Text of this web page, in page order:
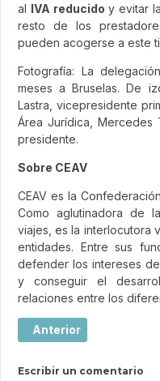
al IVA reducido y evitar
resto de los
pueden acogerse a este
Fotografía: La
meses a Bruselas. De
Lastra, vicepresidente
Área Jurídica, Mercedes
presidente.
Sobre CEAV
CEAV es la
Como aglutinadora de
viajes, es la interlocutora
entidades. Entre sus
defender los intereses
y conseguir el
relaciones entre los
Artículo anterior: El
Anterior
Escribir un comentario